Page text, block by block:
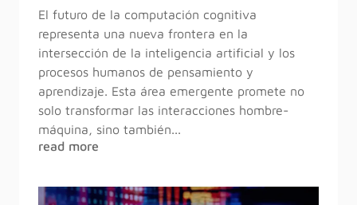
El futuro de la computación cognitiva
representa una nueva frontera en la
intersección de la inteligencia artificial y los
procesos humanos de pensamiento y
aprendizaje. Esta área emergente promete no
solo transformar las interacciones hombre-
máquina, sino también...
read more